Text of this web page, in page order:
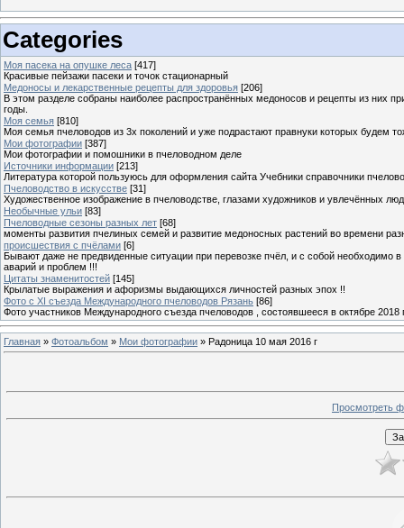
Categories
Моя пасека на опушке леса [417]
Красивые пейзажи пасеки и точок стационарный
Медоносы и лекарственные рецепты для здоровья [206]
В этом разделе собраны наиболее распространённых медоносов и рецепты из них
годы.
Моя семья [810]
Моя семья пчеловодов из 3х поколений и уже подрастают правнуки которых будем
Мои фотографии [387]
Мои фотографии и помошники в пчеловодном деле
Источники информации [213]
Литература которой пользуюсь для оформления сайта Учебники справочники
Пчеловодство в искусстве [31]
Художественное изображение в пчеловодстве, глазами художников и увлечённых
Необычные ульи [83]
Пчеловодные сезоны разных лет [68]
моменты развития пчелиных семей и развитие медоносных растений во времени
происшествия с пчёлами [6]
Бывают даже не предвиденные ситуации при перевозке пчёл, и с собой необходимо
аварий и проблем !!!
Цитаты знаменитостей [145]
Крылатые выражения и афоризмы выдающихся личностей разных эпох !!
Фото с XI съезда Международного пчеловодов Рязань [86]
Фото участников Международного съезда пчеловодов , состоявшееся в октябре 2018
Главная » Фотоальбом » Мои фотографии » Радоница 10 мая 2016 г
Просмотреть